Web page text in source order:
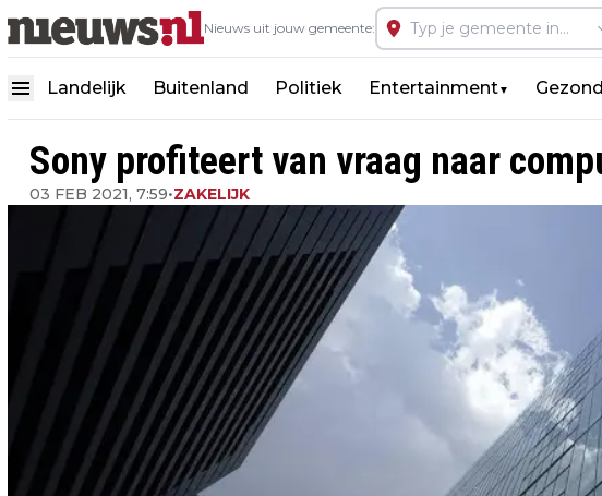
Nieuws uit jouw gemeente:
Landelijk Buitenland Politiek Entertainment▼
Sony profiteert van vraag naar
03 FEB 2021, 7:59•ZAKELIJK